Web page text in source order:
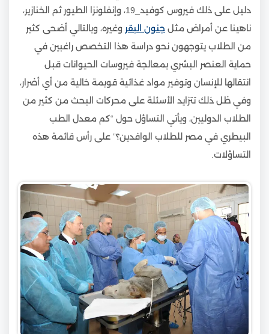
دليل على ذلك فيروس كوفيد_19، وإنفلونزا الطيور ثم الخنازير،
ناهينا عن أمراض مثل جنون البقر وغيره، وبالتالي أضحى كثير
من الطلاب يتوجهون نحو دراسة هذا التخصص راغبين في
حماية العنصر البشري بمعالجة فيروسات الحيوانات قبل
انتقالها للإنسان وتوفير مواد غذائية قويمة خالية من أي أضرار،
وفي ظل ذلك تتزايد الأسئلة على محركات البحث من كثير من
الطلاب الدوليين، ويأتي التساؤل حول “كم معدل الطب
البيطري في مصر للطلاب الوافدين؟” على رأس قائمة هذه
التساؤلات.